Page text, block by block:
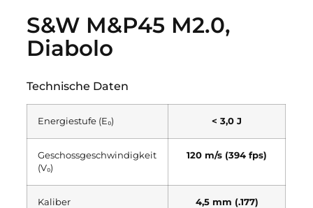
S&W M&P45 M2.0,
Diabolo
Technische Daten
Energiestufe (E₀) < 3,0 J
Geschossgeschwindigkeit
(V₀)
120 m/s (394 fps)
Kaliber
4,5 mm (.177)